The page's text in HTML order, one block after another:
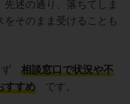
述の通り、落ちてしま
そのまま受けることも
相談窓口で状況や不
すすめ
です。